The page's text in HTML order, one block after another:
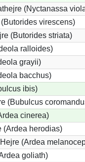
(Nyctanassa
virescens)
(Butorides striata)
ralloides)
grayii)
bacchus)
ibis)
(Bubulcus
cinerea)
(Ardea herodias)
(Ardea
goliath)